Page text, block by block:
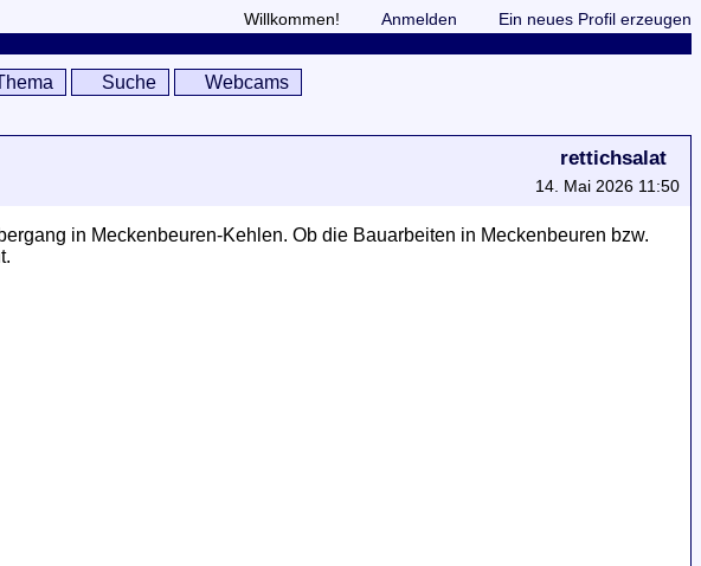
Willkommen! Anmelden Ein neues Profil erzeugen
Suche Webcams
rettichsalat
14. Mai 2026 11:50
in Meckenbeuren-Kehlen. Ob die Bauarbeiten in Meckenbeuren bzw.